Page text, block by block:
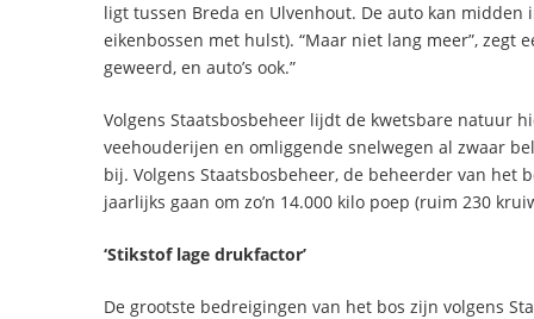
ligt tussen Breda en Ulvenhout. De auto kan
eikenbossen met hulst). “Maar niet lang meer”, zegt
geweerd, en auto’s ook.”
Volgens Staatsbosbeheer lijdt de kwetsbare natuur
veehouderijen en omliggende snelwegen al zwaar
bij. Volgens Staatsbosbeheer, de beheerder van het
jaarlijks gaan om zo’n 14.000 kilo poep (ruim 230
‘Stikstof lage drukfactor’
De grootste bedreigingen van het bos zijn volgens